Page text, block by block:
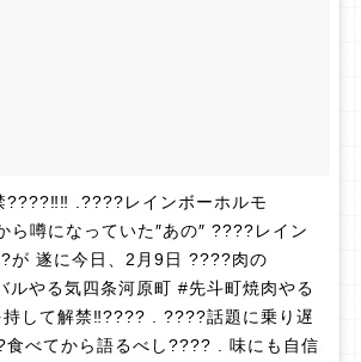
????‼️‼️ .????レインボーホルモ
ら噂になっていた″あの″ ????レイン
が 遂に今日、2月9日 ????肉の
ルやる気四条河原町 #先斗町焼肉やる
して解禁‼️???? . ????話題に乗り遅
べてから語るべし???? . 味にも自信